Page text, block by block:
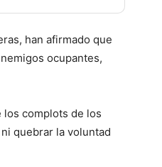
han afirmado que
ocupantes,
los complots de los
quebrar la voluntad